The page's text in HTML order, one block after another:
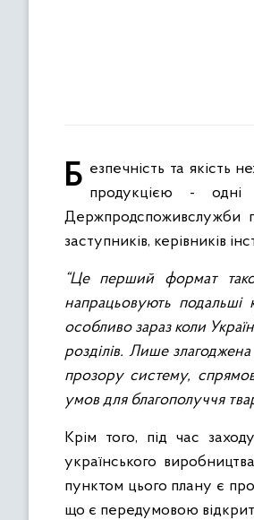
Безпечність та якість нехарчової продукції, епізоотична ситуація, сприяння міжнародній торгівлі українською продукцією - одні
Держпродспоживслужби
заступників, керівників
“Це перший формат
напрацьовують
особливо зараз коли
розділів. Лише
прозору систему,
умов для благополуччя
Крім того, під час
українського
пунктом цього плану є
що є передумовою